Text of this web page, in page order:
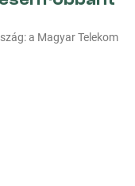
a Magyar Telekom